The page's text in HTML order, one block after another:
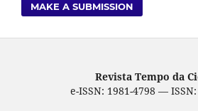
MAKE A SUBMISSION
Revista Tempo da
e-ISSN: 1981-4798 —